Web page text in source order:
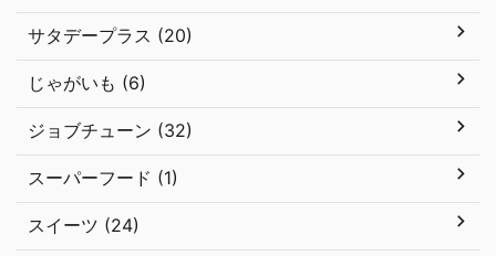
サタデープラス (20)
じゃがいも (6)
ジョブチューン (32)
スーパーフード (1)
スイーツ (24)